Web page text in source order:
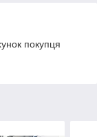
покупця